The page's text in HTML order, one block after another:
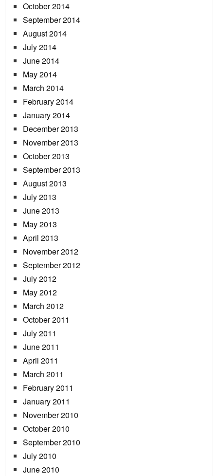
October 2014
September 2014
August 2014
July 2014
June 2014
May 2014
March 2014
February 2014
January 2014
December 2013
November 2013
October 2013
September 2013
August 2013
July 2013
June 2013
May 2013
April 2013
November 2012
September 2012
July 2012
May 2012
March 2012
October 2011
July 2011
June 2011
April 2011
March 2011
February 2011
January 2011
November 2010
October 2010
September 2010
July 2010
June 2010